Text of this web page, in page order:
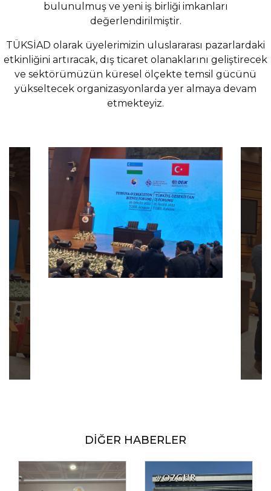
bulunulmuş ve yeni iş birliği imkanları
değerlendirilmiştir.
TÜKSİAD olarak üyelerimizin uluslararası pazarlardaki
etkinliğini artıracak, dış ticaret olanaklarını geliştirecek
ve sektörümüzün küresel ölçekte temsil gücünü
yükseltecek organizasyonlarda yer almaya devam
etmekteyiz.
DİĞER HABERLER